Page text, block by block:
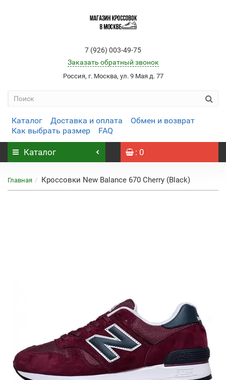
7 (926) 003-49-75
Заказать обратный звонок
Россия, г. Москва, ул. 9 Мая д. 77
Каталог Доставка и оплата
Обмен и возврат
Как выбрать размер
FAQ
Каталог : 0
Главная Кроссовки New Balance 670 Cherry (Black)